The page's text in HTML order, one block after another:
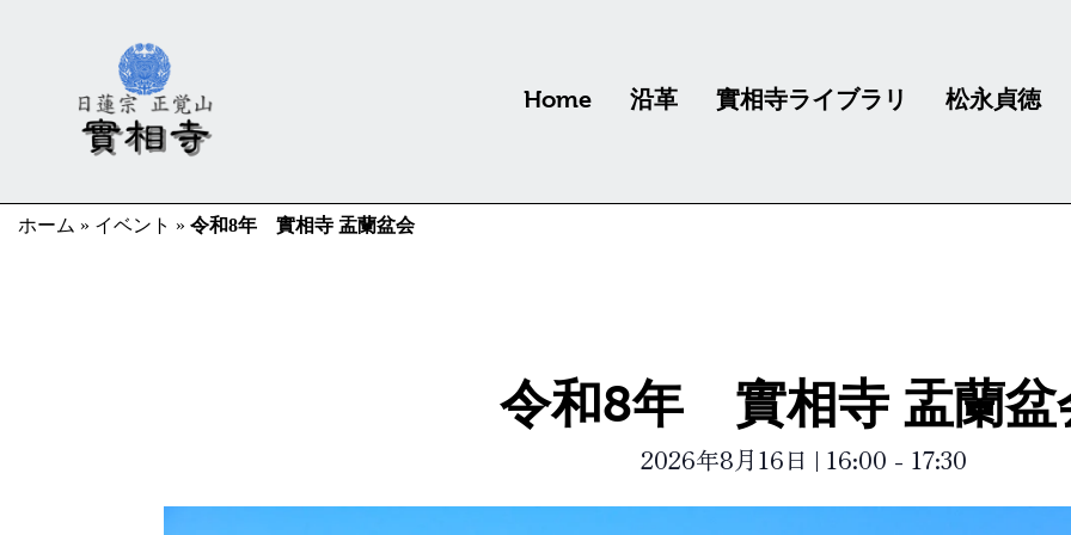
Home 沿革 實相寺ライブラリ 松永貞徳
ホーム » イベント » 令和8年 實相寺 盂蘭盆会
令和8年 實相寺 盂蘭盆
2026年8月16日 | 16:00 - 17:30